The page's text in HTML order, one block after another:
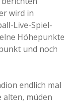
wird in
Live-Spiel-
Höhepunkte
und noch
endlich mal
alten, müden